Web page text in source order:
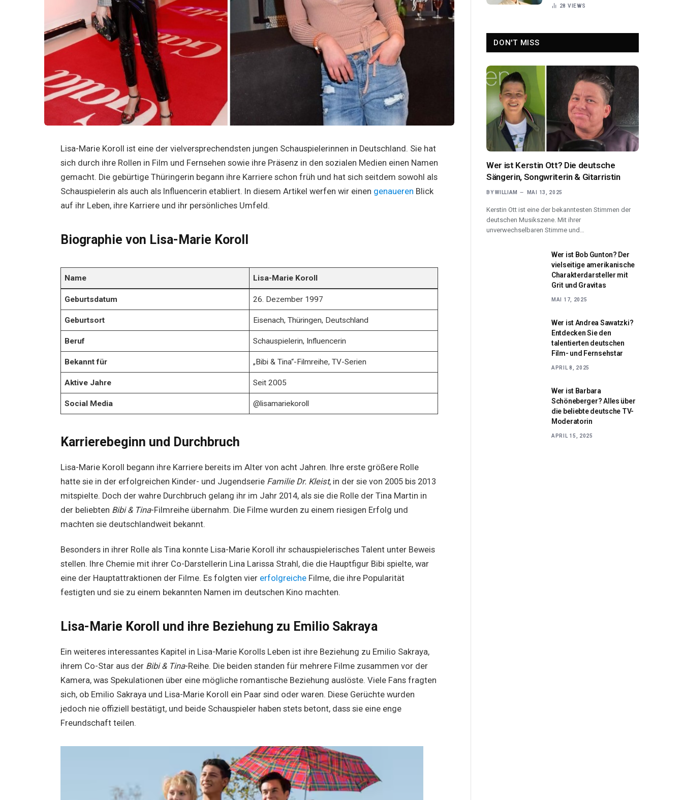
Lisa-Marie Koroll ist eine der vielversprechendsten jungen Schauspielerinnen in Deutschland. Sie hat
sich durch ihre Rollen in Film und Fernsehen sowie ihre Präsenz in den sozialen Medien einen Namen
gemacht. Die gebürtige Thüringerin begann ihre Karriere schon früh und hat sich seitdem sowohl als
Schauspielerin als auch als Influencerin etabliert. In diesem Artikel werfen wir einen genaueren Blick
auf ihr Leben, ihre Karriere und ihr persönliches Umfeld.
Biographie von Lisa-Marie Koroll
Name Lisa-Marie Koroll
Geburtsdatum 26. Dezember 1997
Geburtsort Eisenach, Thüringen, Deutschland
Beruf Schauspielerin, Influencerin
Bekannt für „Bibi & Tina“-Filmreihe, TV-Serien
Aktive Jahre Seit 2005
Social Media @lisamariekoroll
Karrierebeginn und Durchbruch
Lisa-Marie Koroll begann ihre Karriere bereits im Alter von acht Jahren. Ihre erste größere Rolle
hatte sie in der erfolgreichen Kinder- und Jugendserie Familie Dr. Kleist, in der sie von 2005 bis 2013
mitspielte. Doch der wahre Durchbruch gelang ihr im Jahr 2014, als sie die Rolle der Tina Martin in
der beliebten Bibi & Tina-Filmreihe übernahm. Die Filme wurden zu einem riesigen Erfolg und
machten sie deutschlandweit bekannt.
Besonders in ihrer Rolle als Tina konnte Lisa-Marie Koroll ihr schauspielerisches Talent unter Beweis
stellen. Ihre Chemie mit ihrer Co-Darstellerin Lina Larissa Strahl, die die Hauptfigur Bibi spielte, war
eine der Hauptattraktionen der Filme. Es folgten vier erfolgreiche Filme, die ihre Popularität
festigten und sie zu einem bekannten Namen im deutschen Kino machten.
Lisa-Marie Koroll und ihre Beziehung zu Emilio Sakraya
Ein weiteres interessantes Kapitel in Lisa-Marie Korolls Leben ist ihre Beziehung zu Emilio Sakraya,
ihrem Co-Star aus der Bibi & Tina-Reihe. Die beiden standen für mehrere Filme zusammen vor der
Kamera, was Spekulationen über eine mögliche romantische Beziehung auslöste. Viele Fans fragten
sich, ob Emilio Sakraya und Lisa-Marie Koroll ein Paar sind oder waren. Diese Gerüchte wurden
jedoch nie offiziell bestätigt, und beide Schauspieler haben stets betont, dass sie eine enge
Freundschaft teilen.
28 VIEWS
DON'T MISS
Wer ist Kerstin Ott? Die deutsche
Sängerin, Songwriterin & Gitarristin
BY WILLIAM MAI 13, 2025
Kerstin Ott ist eine der bekanntesten Stimmen der
deutschen Musikszene. Mit ihrer
unverwechselbaren Stimme und…
Wer ist Bob Gunton? Der
vielseitige amerikanische
Charakterdarsteller mit
Grit und Gravitas
MAI 17, 2025
Wer ist Andrea Sawatzki?
Entdecken Sie den
talentierten deutschen
Film- und Fernsehstar
APRIL 8, 2025
Wer ist Barbara
Schöneberger? Alles über
die beliebte deutsche TV-
Moderatorin
APRIL 15, 2025